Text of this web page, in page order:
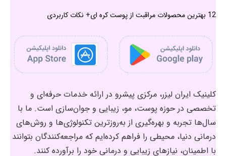
12 بهترین محصولات مراقبت از پوست کره ای+ نکات کاربردی
کلینیک ایران لیزر، مرکزی پیشرو در ارائه خدمات حرفه‌ای و
تخصصی در حوزه پوست، مو، زیبایی و جوان‌سازی است. ما با
سال‌ها تجربه و بهره‌گیری از به‌روزترین تکنولوژی‌ها و روش‌های
درمانی دنیا، محیطی را فراهم کرده‌ایم که مراجعه‌کنندگان بتوانند
با اطمینان، نیازهای زیبایی و درمانی خود را برآورده کنند.